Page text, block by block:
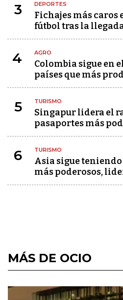
3 DEPORTES
Fichajes más
fútbol tras la
4 AGRO
Colombia sigue en
países que más
5 TURISMO
Singapur lidera el
pasaportes más
6 TURISMO
Asia sigue
más poderosos,
MÁS DE OCIO